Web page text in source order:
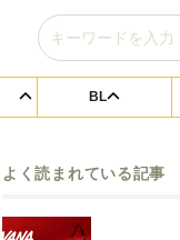
BL
よく読まれている記事